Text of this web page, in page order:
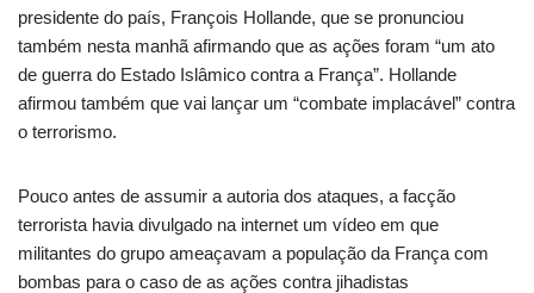
presidente do país, François Hollande, que se pronunciou
também nesta manhã afirmando que as ações foram “um ato
de guerra do Estado Islâmico contra a França”. Hollande
afirmou também que vai lançar um “combate implacável” contra
o terrorismo.
Pouco antes de assumir a autoria dos ataques, a facção
terrorista havia divulgado na internet um vídeo em que
militantes do grupo ameaçavam a população da França com
bombas para o caso de as ações contra jihadistas